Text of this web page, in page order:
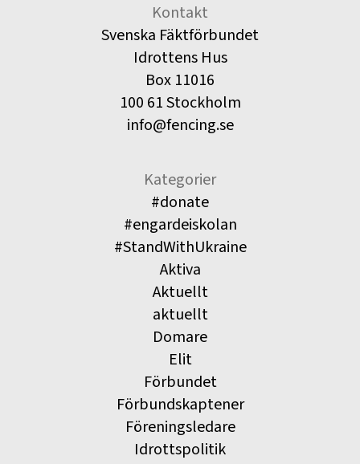
Kontakt
Svenska Fäktförbundet
Idrottens Hus
Box 11016
100 61 Stockholm
info@fencing.se
Kategorier
#donate
#engardeiskolan
#StandWithUkraine
Aktiva
Aktuellt
aktuellt
Domare
Elit
Förbundet
Förbundskaptener
Föreningsledare
Idrottspolitik